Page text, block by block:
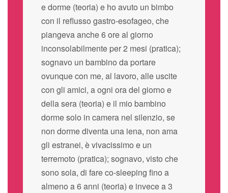
e dorme (teoria) e ho avuto un bimbo
con il reflusso gastro-esofageo, che
piangeva anche 6 ore al giorno
inconsolabilmente per 2 mesi (pratica);
sognavo un bambino da portare
ovunque con me, al lavoro, alle uscite
con gli amici, a ogni ora del giorno e
della sera (teoria) e il mio bambino
dorme solo in camera nel silenzio, se
non dorme diventa una iena, non ama
gli estranei, è vivacissimo e un
terremoto (pratica); sognavo, visto che
sono sola, di fare co-sleeping fino a
almeno a 6 anni (teoria) e invece a 3